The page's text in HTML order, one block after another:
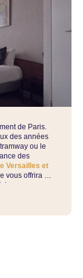
de Paris.
des années
ou le
des
Versailles et
vous offrira un